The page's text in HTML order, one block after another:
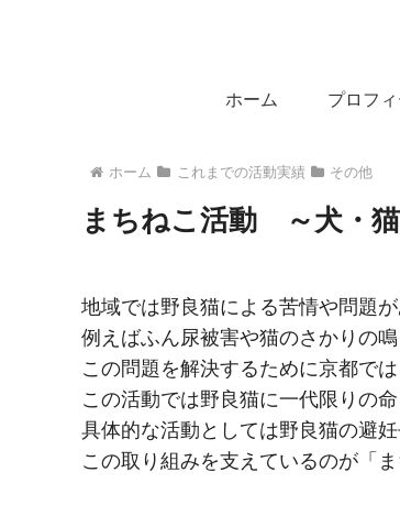
ホーム プロフ
ホーム これまでの活動実績 その他
まちねこ活動 ～犬・
地域では野良猫による苦情や問題が
例えばふん尿被害や猫のさかりの鳴
この問題を解決するために京都で
この活動では野良猫に一代限りの
具体的な活動としては野良猫の避
この取り組みを支えているのが「ま